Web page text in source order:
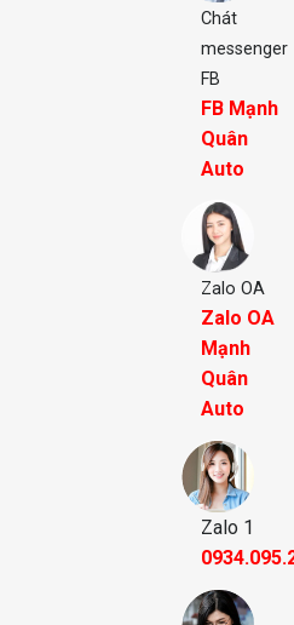
Chát
messenger
FB
FB Mạnh
Quân
Auto
Zalo OA
Zalo OA
Mạnh
Quân
Auto
Zalo 1